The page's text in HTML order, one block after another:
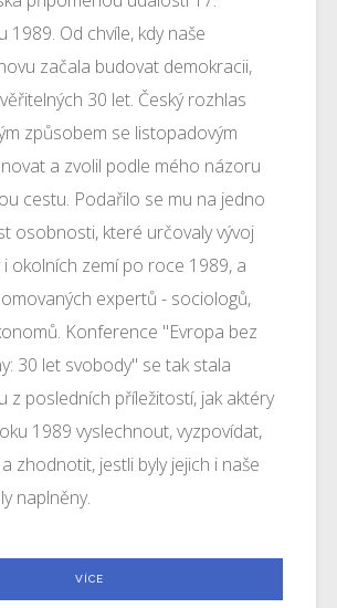
1989. Od chvíle, kdy naše
začala budovat demokracii,
30 let. Český rozhlas
způsobem se listopadovým
a zvolil podle mého názoru
cestu. Podařilo se mu na jedno
osobnosti, které určovaly vývoj
i okolních zemí po roce 1989, a
expertů - sociologů,
Konference "Evropa bez
30 let svobody" se tak stala
z posledních příležitostí, jak aktéry
1989 vyslechnout, vyzpovídat,
zhodnotit, jestli byly jejich i naše
naplněny.
VÍCE